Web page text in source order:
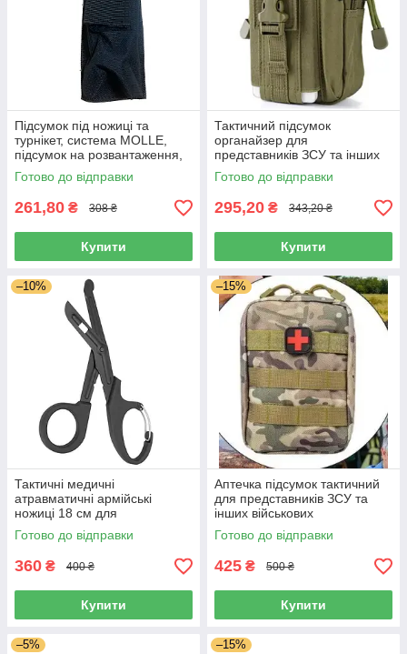
Підсумок під ножиці та
турнікет, система MOLLE,
підсумок на розвантаження,
жилет, РПС
Готово до відправки
261,80 ₴ 308 ₴
Купити
Тактичний підсумок
органайзер для
представників ЗСУ та інших
військових спеціальностей
Готово до відправки
295,20 ₴ 343,20 ₴
Купити
–10%
Тактичні медичні
атравматичні армійські
ножиці 18 см для
парамедика та військової
аптечки
Готово до відправки
360 ₴ 400 ₴
Купити
–15%
Аптечка підсумок тактичний
для представників ЗСУ та
інших військових
спеціальностей
Готово до відправки
425 ₴ 500 ₴
Купити
–5% –15%